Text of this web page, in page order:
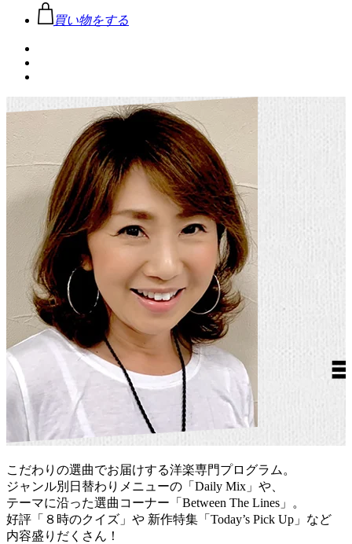
買い物をする
こだわりの選曲でお届けする洋楽専門プログラム。
ジャンル別日替わりメニューの「Daily Mix」や、
テーマに沿った選曲コーナー「Between The Lines」。
好評「８時のクイズ」や 新作特集「Today’s Pick Up」など
内容盛りだくさん！